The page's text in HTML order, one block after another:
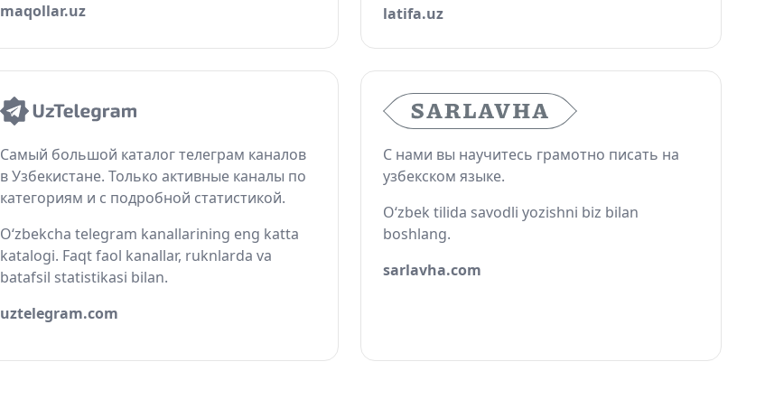
maqollar.uz
latifa.uz
Самый большой каталог телеграм каналов
в Узбекистане. Только активные каналы по
категориям и с подробной статистикой.
O‘zbekcha telegram kanallarining eng katta
katalogi. Faqt faol kanallar, ruknlarda va
batafsil statistikasi bilan.
uztelegram.com
С нами вы научитесь грамотно писать на
узбекском языке.
O‘zbek tilida savodli yozishni biz bilan
boshlang.
sarlavha.com